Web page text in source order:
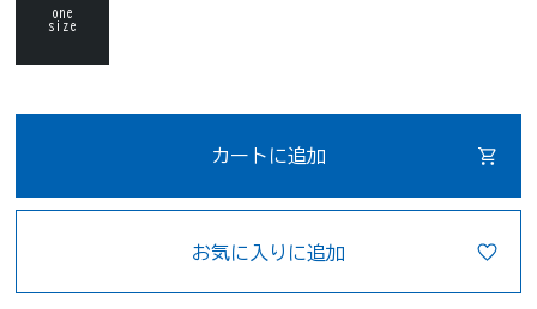
one
size
カートに追加
お気に入りに追加